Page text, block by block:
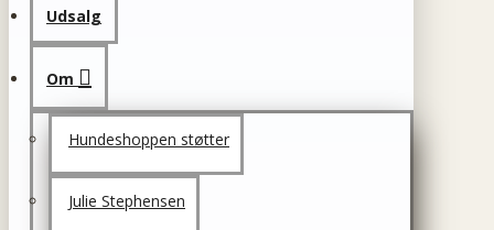
Udsalg
Om
Hundeshoppen støtter
Julie Stephensen